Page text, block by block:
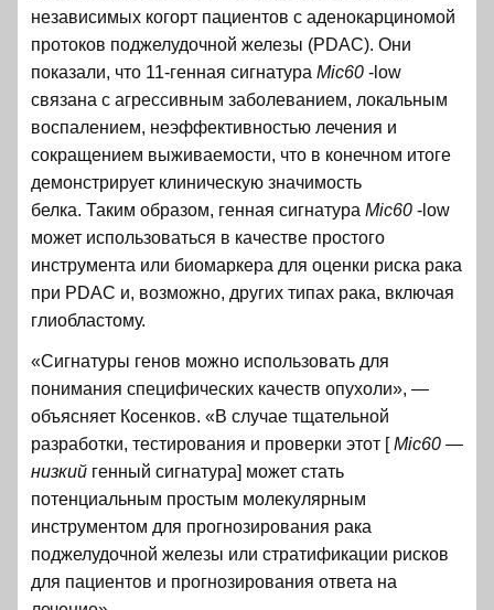
независимых когорт пациентов с аденокарциномой
протоков поджелудочной железы (PDAC). Они
показали, что 11-генная сигнатура Mic60 -low
связана с агрессивным заболеванием, локальным
воспалением, неэффективностью лечения и
сокращением выживаемости, что в конечном итоге
демонстрирует клиническую значимость
белка. Таким образом, генная сигнатура Mic60 -low
может использоваться в качестве простого
инструмента или биомаркера для оценки риска рака
при PDAC и, возможно, других типах рака, включая
глиобластому.
«Сигнатуры генов можно использовать для
понимания специфических качеств опухоли», —
объясняет Косенков. «В случае тщательной
разработки, тестирования и проверки этот [Mic60 —
низкий генный сигнатура] может стать
потенциальным простым молекулярным
инструментом для прогнозирования рака
поджелудочной железы или стратификации рисков
для пациентов и прогнозирования ответа на